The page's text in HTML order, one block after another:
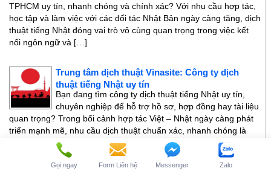
TPHCM uy tín, nhanh chóng và chính xác? Với nhu cầu hợp tác,
học tập và làm việc với các đối tác Nhật Bản ngày càng tăng, dịch
thuật tiếng Nhật đóng vai trò vô cùng quan trọng trong việc kết
nối ngôn ngữ và […]
Trung tâm dịch thuật Vinasite: Công ty dịch
thuật tiếng Nhật uy tín
Bạn đang tìm công ty dịch thuật tiếng Nhật uy tín,
chuyên nghiệp để hỗ trợ hồ sơ, hợp đồng hay tài liệu
quan trọng? Trong bối cảnh hợp tác Việt – Nhật ngày càng phát
triển mạnh mẽ, nhu cầu dịch thuật chuẩn xác, nhanh chóng là
điều không thể thiếu. Một đơn vị […]
Gọi ngay Form Liên hệ Messenger Zalo